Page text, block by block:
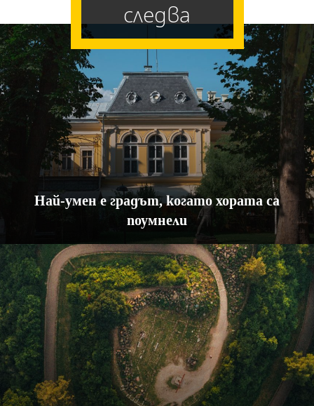
следва
Най-умен е градът, когато хората са
поумнели